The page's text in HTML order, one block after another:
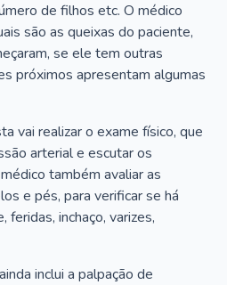
de filhos etc. O médico
são as queixas do paciente,
se ele tem outras
próximos apresentam algumas
vai realizar o exame físico, que
arterial e escutar os
também avaliar as
e pés, para verificar se há
feridas, inchaço, varizes,
inclui a palpação de